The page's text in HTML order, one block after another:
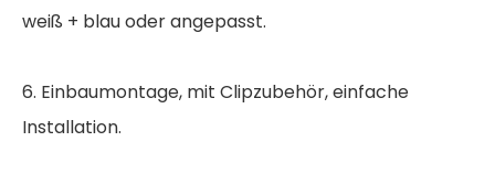
weiß + blau oder angepasst.
6. Einbaumontage, mit Clipzubehör, einfache
Installation.